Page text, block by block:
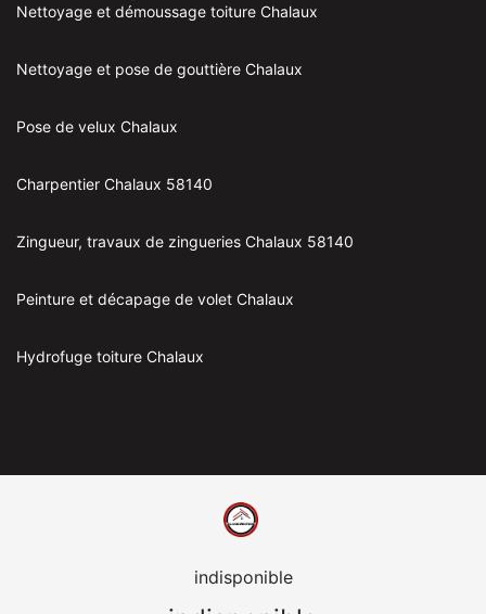
Nettoyage et démoussage toiture Chalaux
Nettoyage et pose de gouttière Chalaux
Pose de velux Chalaux
Charpentier Chalaux 58140
Zingueur, travaux de zingueries Chalaux 58140
Peinture et décapage de volet Chalaux
Hydrofuge toiture Chalaux
indisponible